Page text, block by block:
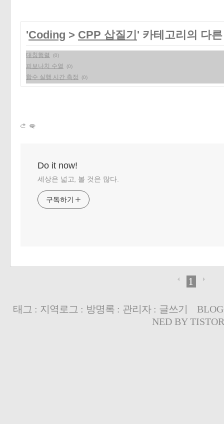
'Coding > CPP 삽질기 ' 카테고리의 다
대칭행렬 (0)
피보나치 수열 (0)
함수 실행 시간 측정 (0)
Do it now!
세상은 넓고, 볼 것은 많다.
구독하기
1
태그 : 지역로그 : 방명록: 관리자: 글쓰기
NED BY